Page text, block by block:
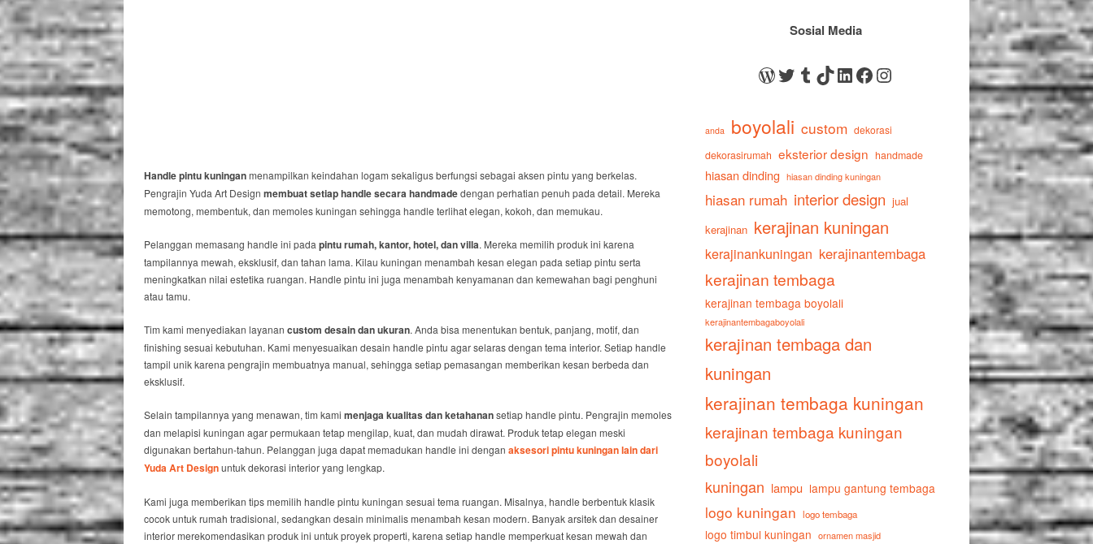
Handle pintu kuninganmenampilkan keindahan logam sekaligus berfungsi sebagai aksen pintu yang berkelas.
Pengrajin Yuda Art Design membuat setiap handle secara handmadedengan perhatian penuh pada detail. Mereka
memotong, membentuk, dan memoles kuningan sehingga handle terlihat elegan, kokoh, dan memukau.
Pelanggan memasang handle ini pada pintu rumah, kantor, hotel, dan villa. Mereka memilih produk ini karena
tampilannya mewah, eksklusif, dan tahan lama. Kilau kuningan menambah kesan elegan pada setiap pintu serta
meningkatkan nilai estetika ruangan. Handle pintu ini juga menambah kenyamanan dan kemewahan bagi penghuni
atau tamu.
Tim kami menyediakan layanan custom desain dan ukuran. Anda bisa menentukan bentuk, panjang, motif, dan
finishing sesuai kebutuhan. Kami menyesuaikan desain handle pintu agar selaras dengan tema interior. Setiap handle
tampil unik karena pengrajin membuatnya manual, sehingga setiap pemasangan memberikan kesan berbeda dan
eksklusif.
Selain tampilannya yang menawan, tim kami menjaga kualitas dan ketahanansetiap handle pintu. Pengrajin memoles
dan melapisi kuningan agar permukaan tetap mengilap, kuat, dan mudah dirawat. Produk tetap elegan meski
digunakan bertahun-tahun. Pelanggan juga dapat memadukan handle ini dengan aksesori pintu kuningan lain dari
Yuda Art Designuntuk dekorasi interior yang lengkap.
Kami juga memberikan tips memilih handle pintu kuningan sesuai tema ruangan. Misalnya, handle berbentuk klasik
cocok untuk rumah tradisional, sedangkan desain minimalis menambah kesan modern. Banyak arsitek dan desainer
interior merekomendasikan produk ini untuk proyek properti, karena setiap handle memperkuat kesan mewah dan
Sosial Media
WordPress
Twitter
Tumblr
TikTok
LinkedIn
Facebook
Instagram
anda boyolali custom dekorasi
dekorasirumah eksterior design handmade
hiasan dinding hiasan dinding kuningan
hiasan rumah interior design jual
kerajinan kerajinan kuningan
kerajinankuningan kerajinantembaga
kerajinan tembaga
kerajinan tembaga boyolali
kerajinantembagaboyolali
kerajinan tembaga dan
kuningan
kerajinan tembaga kuningan
kerajinan tembaga kuningan
boyolali
kuningan lampu lampu gantung tembaga
logo kuningan logo tembaga
logo timbul kuningan ornamen masjid